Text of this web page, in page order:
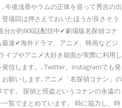
今後浅香やラムの正体を巡って秀吉の出
場回は押さえておいたほうが良さそう
分が約900話配信中✔劇場版名探偵コナ
速✔海外ドラマ、アニメ、映画などジ
イブやアニメ大好き能面が実際に利用し
信します。, Twitter、instagramでも発
願いします, アニメ「名探偵コナン」の
す。 探偵と怪盗というコナンの永遠の
覧でまとめています。 時に協力し、時